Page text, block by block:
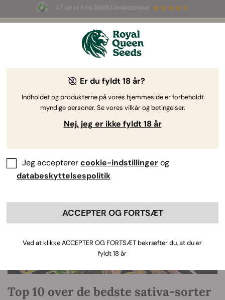
4.7 ud af 5 fra 58690 bedømmelser
ummer Sales
: Op til 50 % rabat
på udvalgte produkter! ⏤
The RQS Blog
Top 10 over de bedste sativa-sorter
Er du fyldt 18 år?
Indholdet og produkterne på vores hjemmeside er forbeholdt
myndige personer. Se vores vilkår og betingelser.
Nej, jeg er ikke fyldt 18 år
Jeg accepterercookie-indstillingerog
databeskyttelsespolitik
ACCEPTER OG FORTSÆT
Ved at klikke ACCEPTER OG FORTSÆT bekræfter du, at du er
fyldt 18 år